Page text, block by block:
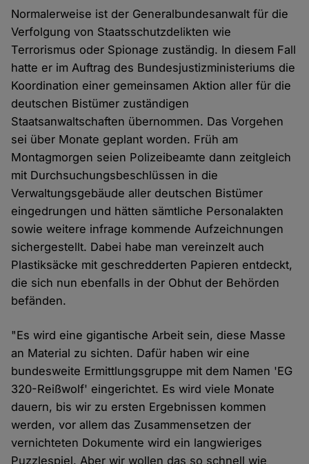
Normalerweise ist der Generalbundesanwalt für die
Verfolgung von Staatsschutzdelikten wie
Terrorismus oder Spionage zuständig. In diesem Fall
hatte er im Auftrag des Bundesjustizministeriums die
Koordination einer gemeinsamen Aktion aller für die
deutschen Bistümer zuständigen
Staatsanwaltschaften übernommen. Das Vorgehen
sei über Monate geplant worden. Früh am
Montagmorgen seien Polizeibeamte dann zeitgleich
mit Durchsuchungsbeschlüssen in die
Verwaltungsgebäude aller deutschen Bistümer
eingedrungen und hätten sämtliche Personalakten
sowie weitere infrage kommende Aufzeichnungen
sichergestellt. Dabei habe man vereinzelt auch
Plastiksäcke mit geschredderten Papieren entdeckt,
die sich nun ebenfalls in der Obhut der Behörden
befänden.
"Es wird eine gigantische Arbeit sein, diese Masse
an Material zu sichten. Dafür haben wir eine
bundesweite Ermittlungsgruppe mit dem Namen 'EG
320-Reißwolf' eingerichtet. Es wird viele Monate
dauern, bis wir zu ersten Ergebnissen kommen
werden, vor allem das Zusammensetzen der
vernichteten Dokumente wird ein langwieriges
Puzzlespiel. Aber wir wollen das so schnell wie